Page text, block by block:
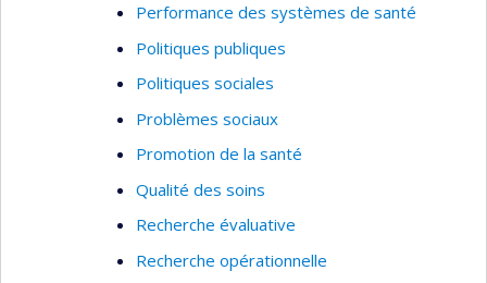
Performance des systèmes de santé
Politiques publiques
Politiques sociales
Problèmes sociaux
Promotion de la santé
Qualité des soins
Recherche évaluative
Recherche opérationnelle